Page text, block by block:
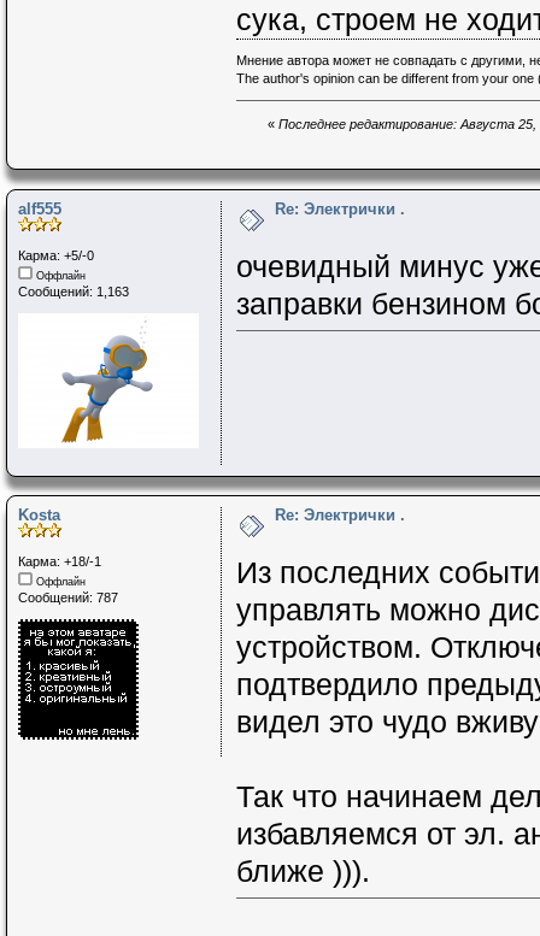
сука, строем не
Мнение автора может не совпадать с другими,
The author's opinion can be different from your
« Последнее редактирование: Августа
alf555
Карма: +5/-0
Оффлайн
Сообщений: 1,163
Re: Электрички .
очевидный минус
заправки бензином
Kosta
Карма: +18/-1
Оффлайн
Сообщений: 787
Re: Электрички .
Из последних
управлять можно
устройством.
подтвердило
видел это чудо
Так что начинаем
избавляемся от эл.
ближе ))).